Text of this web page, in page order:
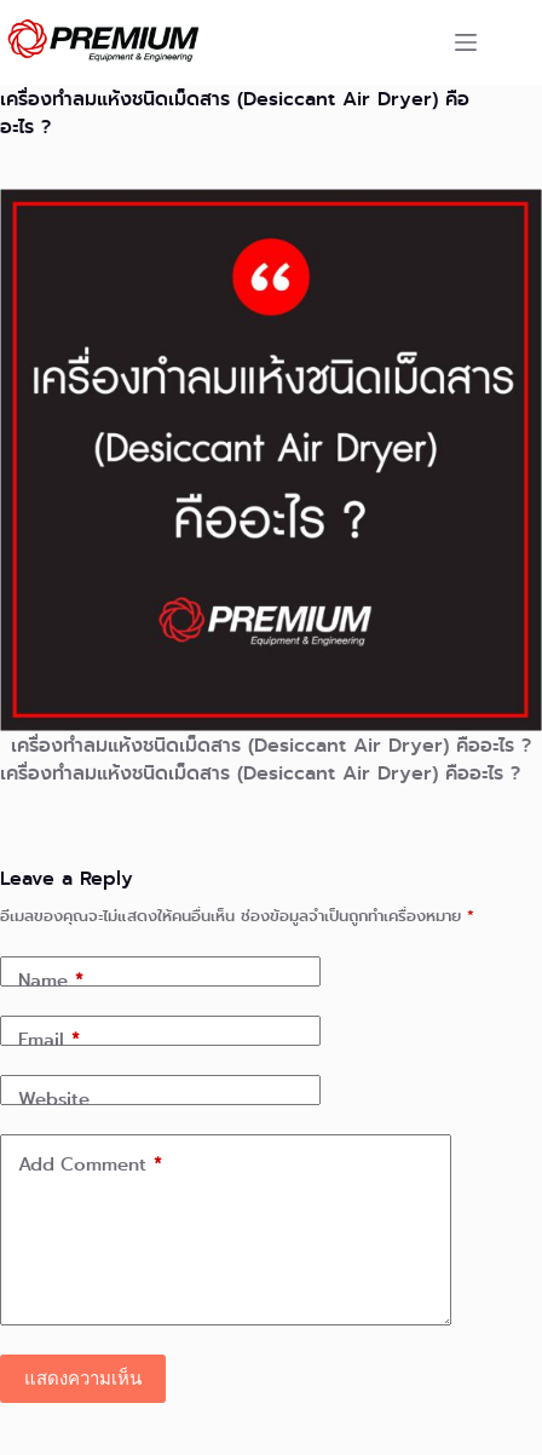
Skip
to
content
เครื่องทำลมแห้งชนิดเม็ดสาร (Desiccant Air Dryer) คือ
อะไร ?
เครื่องทำลมแห้งชนิดเม็ดสาร (Desiccant Air Dryer) คืออะไร ?
เครื่องทำลมแห้งชนิดเม็ดสาร (Desiccant Air Dryer) คืออะไร ?
Leave a Reply
อีเมลของคุณจะไม่แสดงให้คนอื่นเห็น ช่องข้อมูลจำเป็นถูกทำเครื่องหมาย *
Name*
Email*
Website
Add Comment *
แสดงความเห็น